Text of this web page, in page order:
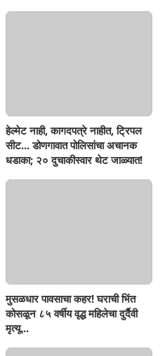
हेल्मेट नाही, कागदपत्रे नाहीत, ट्रिपल
सीट... डोणगावात पोलिसांचा अचानक
धडाका; २० दुचाकीस्वार थेट जाळ्यात!
मुसळधार पावसाचा कहर! घराची भिंत
कोसळून ८५ वर्षीय वृद्ध महिलेचा दुर्दैवी
मृत्यू...